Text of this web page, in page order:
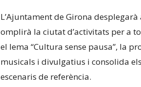
L’Ajuntament de Girona
omplirà la ciutat d’activitats per a
el lema “Cultura sense pausa”, la
musicals i divulgatius i consolida
escenaris de referència.